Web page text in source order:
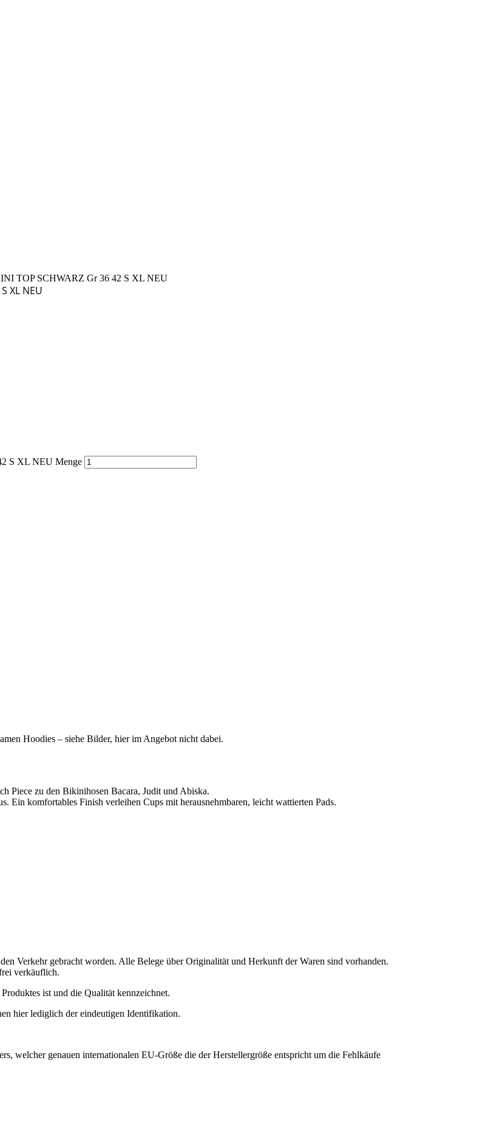
TOP SCHWARZ Gr 36 42 S XL NEU
XL NEU
S XL NEU Menge
Hoodies – siehe Bilder, hier im Angebot nicht dabei.
Piece zu den Bikinihosen Bacara, Judit und Abiska.
Ein komfortables Finish verleihen Cups mit herausnehmbaren, leicht wattierten Pads.
Verkehr gebracht worden. Alle Belege über Originalität und Herkunft der Waren sind vorhanden.
verkäuflich.
ist und die Qualität kennzeichnet.
hier lediglich der eindeutigen Identifikation.
welcher genauen internationalen EU-Größe die der Herstellergröße entspricht um die Fehlkäufe